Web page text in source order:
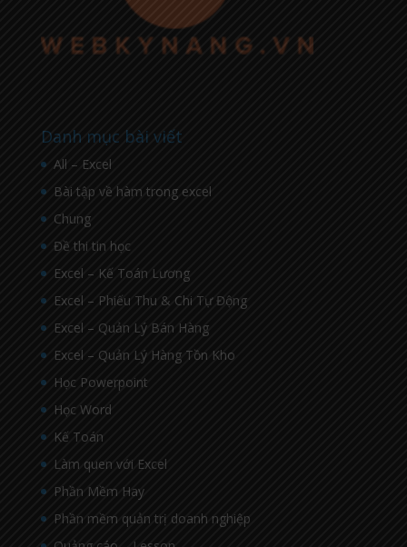
Danh mục bài viết
All – Excel
Bài tập về hàm trong excel
Chung
Đề thi tin học
Excel – Kế Toán Lương
Excel – Phiếu Thu & Chi Tự Động
Excel – Quản Lý Bán Hàng
Excel – Quản Lý Hàng Tồn Kho
Học Powerpoint
Học Word
Kế Toán
Làm quen với Excel
Phần Mềm Hay
Phần mềm quản trị doanh nghiệp